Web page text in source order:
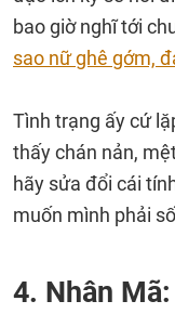
bao giờ nghĩ tới
sao nữ ghê gớm,
Tình trạng ấy cứ
thấy chán nản,
hãy sửa đổi cái
muốn mình phải
4. Nhân